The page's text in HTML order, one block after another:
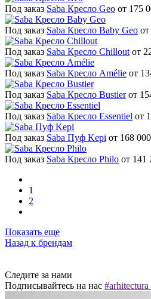
Под заказ Saba Кресло Geo от 175
Под заказ Saba Кресло Baby Geo
Под заказ Saba Кресло Chillout от
Под заказ Saba Кресло Amélie от
Под заказ Saba Кресло Bustier от
Под заказ Saba Кресло Essentiel от
Под заказ Saba Пуф Kepi от 168 000
Под заказ Saba Кресло Philo от 141
1
2
Показать еще
Назад к брендам
Следите за нами
Подписывайтесь на нас